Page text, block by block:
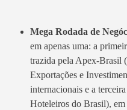
Mega Rodada de
em apenas uma: a
trazida pela Apex-Brasil
Exportações e
internacionais e a
Hoteleiros do Brasil),